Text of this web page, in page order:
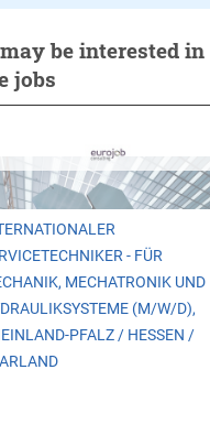
be interested in
jobs
- FÜR
MECHATRONIK UND
(M/W/D),
PFALZ / HESSEN /